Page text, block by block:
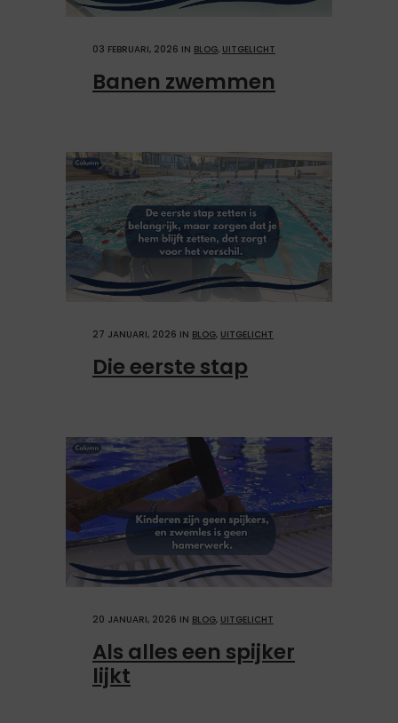
03 FEBRUARI, 2026 IN BLOG, UITGELICHT
Banen zwemmen
27 JANUARI, 2026 IN BLOG, UITGELICHT
Die eerste stap
20 JANUARI, 2026 IN BLOG, UITGELICHT
Als alles een spijker
lijkt